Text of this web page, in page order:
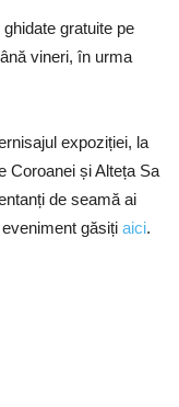
gratuite pe
vineri, în urma
expoziției, la
Coroanei și Alteța Sa
de seamă ai
găsiți aici.